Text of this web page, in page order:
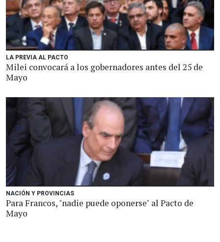
LA PREVIA AL PACTO
Milei convocará a los gobernadores antes del 25 de
Mayo
NACIÓN Y PROVINCIAS
Para Francos, "nadie puede oponerse" al Pacto de
Mayo